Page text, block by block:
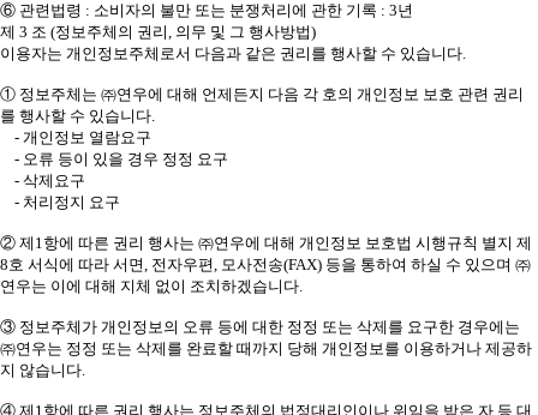
⑥ 관련법령 : 소비자의 불만 또는 분쟁처리에 관한 기록 : 3년
제 3 조 (정보주체의 권리, 의무 및 그 행사방법)
이용자는 개인정보주체로서 다음과 같은 권리를 행사할 수 있습니다.
① 정보주체는 ㈜연우에 대해 언제든지 다음 각 호의 개인정보 보호 관련 권리
를 행사할 수 있습니다.
- 개인정보 열람요구
- 오류 등이 있을 경우 정정 요구
- 삭제요구
- 처리정지 요구
② 제1항에 따른 권리 행사는 ㈜연우에 대해 개인정보 보호법 시행규칙 별지 제
8호 서식에 따라 서면, 전자우편, 모사전송(FAX) 등을 통하여 하실 수 있으며 ㈜
연우는 이에 대해 지체 없이 조치하겠습니다.
③ 정보주체가 개인정보의 오류 등에 대한 정정 또는 삭제를 요구한 경우에는
㈜연우는 정정 또는 삭제를 완료할 때까지 당해 개인정보를 이용하거나 제공하
지 않습니다.
④ 제1항에 따른 권리 행사는 정보주체의 법정대리인이나 위임을 받은 자 등 대